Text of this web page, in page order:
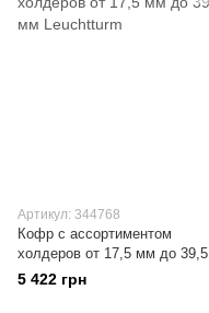
Артикул: 344768
Кофр с ассортиментом
холдеров от 17,5 мм до 39,5
мм Leuchtturm
5 422 грн